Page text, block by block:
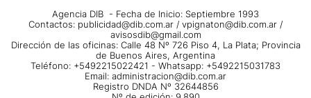
Agencia DIB - Fecha de Inicio: Septiembre 1993
Contactos: publicidad@dib.com.ar / vpignaton@dib.com.ar /
avisosdib@gmail.com
Dirección de las oficinas: Calle 48 Nº 726 Piso 4, La Plata; Provincia
de Buenos Aires, Argentina
Teléfono: +5492215022421 - Whatsapp: +5492215031783
Email: administracion@dib.com.ar
Registro DNDA Nº 32644856